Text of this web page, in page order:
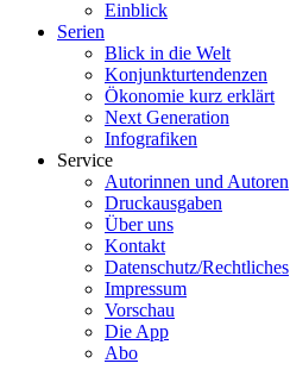
Einblick
Serien
Blick in die Welt
Konjunkturtendenzen
Ökonomie kurz erklärt
Next Generation
Infografiken
Service
Autorinnen und Autoren
Druckausgaben
Über uns
Kontakt
Datenschutz/Rechtliches
Impressum
Vorschau
Die App
Abo